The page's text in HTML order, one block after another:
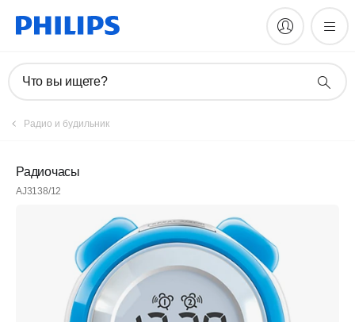
Что вы ищете?
Радио и будильник
Радиочасы
AJ3138/12